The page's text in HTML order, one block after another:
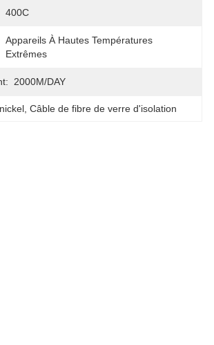
400C
Appareils À Hautes Températures
Extrêmes
2000M/DAY
, Câble de fibre de verre d'isolation